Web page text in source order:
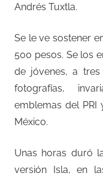
Andrés Tuxtla.
Se le ve sostener
500 pesos. Se los
de jóvenes, a
fotografías,
emblemas del PRI
México.
Unas horas duró
versión Isla, en